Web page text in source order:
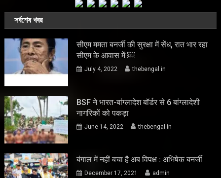
সর্বশেষ খবর
सीएम ममता बनर्जी की सुरक्षा में सेंध, रात भार रहा
सीएम के आवास में ￼
July 4, 2022 thebengal.in
BSF ने भारत-बांग्लादेश बॉर्डर से 6 बांग्लादेशी
नागरिकों को पकड़ा
June 14, 2022 thebengal.in
बंगाल में नहीं बचा है अब विपक्ष : अभिषेक बनर्जी
December 17, 2021 admin